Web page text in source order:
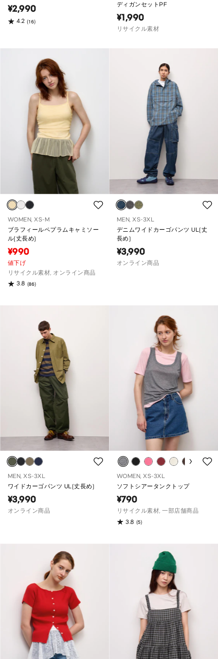
¥2,990
4.2 (16)
ディガンセットPF
¥1,990
リサイクル素材
WOMEN, XS-M
ブラフィールペプラムキャミソー
ル(丈長め)
¥990
値下げ
リサイクル素材, オンライン商品
3.8 (86)
MEN, XS-3XL
デニムワイドカーゴパンツ UL(丈
長め)
¥3,990
オンライン商品
MEN, XS-3XL
ワイドカーゴパンツ UL(丈長め)
¥3,990
オンライン商品
WOMEN, XS-3XL
ソフトシアータンクトップ
¥790
リサイクル素材, 一部店舗商品
3.8 (5)